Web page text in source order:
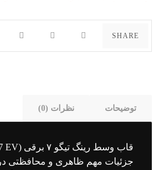
توضیحات نظرات (0)
جزئیات مهم ظاهری و محافظتی